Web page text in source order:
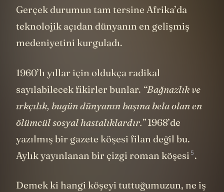
Gerçek durumun tam tersine Afrika’da
teknolojik açıdan dünyanın en gelişmiş
medeniyetini kurguladı.
1960’lı yıllar için oldukça radikal
sayılabilecek fikirler bunlar. “Bağnazlık ve
ırkçılık, bugün dünyanın başına bela olan en
ölümcül sosyal hastalıklardır.”1968’de
yazılmış bir gazete köşesi filan değil bu.
Aylık yayınlanan bir çizgi roman köşesi 5.
Demek ki hangi köşeyi tuttuğumuzun, ne iş